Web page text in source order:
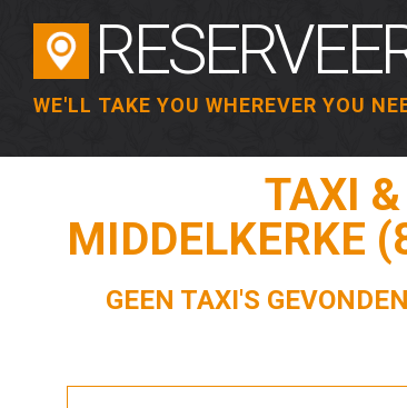
WE'LL TAKE YOU WHEREVER YOU
TAXI
MIDDELKERKE
GEEN TAXI'S